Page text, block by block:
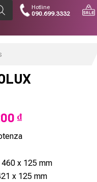
Hotline
090.699.3332
₫Giá
tại
5.452.200 ₫.
x 125 mm
x 125 mm